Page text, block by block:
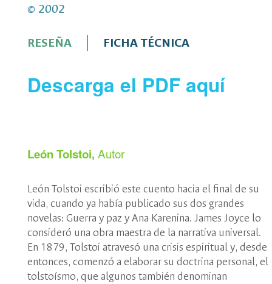
© 2002
RESEÑA FICHA TÉCNICA
Descarga el PDF aquí
León Tolstoi, Autor
León Tolstoi escribió este cuento hacia el final de su
vida, cuando ya había publicado sus dos grandes
novelas: Guerra y paz y Ana Karenina. James Joyce lo
consideró una obra maestra de la narrativa universal.
En 1879, Tolstoi atravesó una crisis espiritual y, desde
entonces, comenzó a elaborar su doctrina personal, el
tolstoísmo, que algunos también denominan